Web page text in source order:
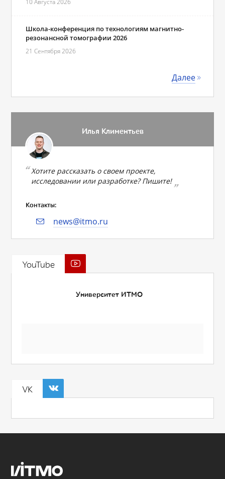
Школа-конференция по технологиям магнитно-
резонансной томографии 2026
21 Сентября 2026
Далее
Илья Климентьев
Хотите рассказать о своем проекте,
исследовании или разработке? Пишите!
Контакты:
news@itmo.ru
YouTube
Университет ИТМО
VK